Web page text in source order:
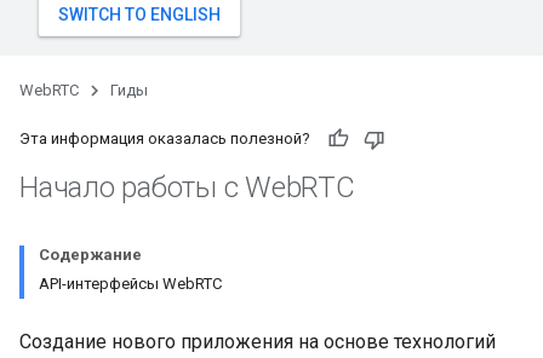
WebRTC Гиды
Эта информация оказалась полезной?
Начало работы с WebRTC
Содержание
API-интерфейсы WebRTC
Создание нового приложения на основе технологий